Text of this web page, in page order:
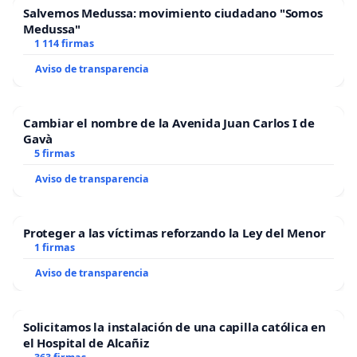
Muchas gracias de antemano.
Salvemos Medussa: movimiento ciudadano "Somos
Medussa"
1 114 firmas
Aviso de transparencia
Cambiar el nombre de la Avenida Juan Carlos I de
Gavà
5 firmas
Aviso de transparencia
Proteger a las víctimas reforzando la Ley del Menor
1 firmas
Aviso de transparencia
Solicitamos la instalación de una capilla católica en
el Hospital de Alcañiz